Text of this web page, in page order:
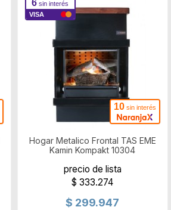
6 sin interés
VISA
10sin interés
Hogar Metalico Frontal TAS EME
Kamin Kompakt 10304
precio de lista
$ 333.274
$ 299.947